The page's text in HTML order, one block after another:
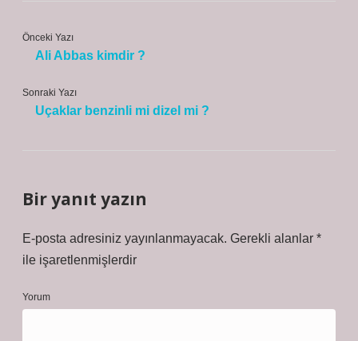
Önceki Yazı
Ali Abbas kimdir ?
Sonraki Yazı
Uçaklar benzinli mi dizel mi ?
Bir yanıt yazın
E-posta adresiniz yayınlanmayacak. Gerekli alanlar *
ile işaretlenmişlerdir
Yorum